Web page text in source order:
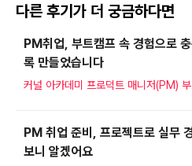
다른 후기가 더 궁금하다면
PM취업, 부트캠프 속 경험으로
록 만들었습니다
커널 아카데미 프로덕트 매니저(PM)
PM 취업 준비, 프로젝트로 실무
보니 알겠어요